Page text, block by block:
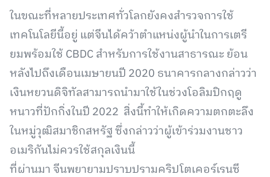
ในขณะที่หลายประเทศทั่วโลกยังคงสำรวจการใช้
เทคโนโลยีนี้อยู่ แต่จีนได้คว้าตำแหน่งผู้นำในการเตรี
ยมพร้อมใช้ CBDC สำหรับการใช้งานสาธารณะ ย้อน
หลังไปถึงเดือนเมษายนปี 2020 ธนาคารกลางกล่าวว่า
เงินหยวนดิจิทัลสามารถนำมาใช้ในช่วงโอลิมปิกฤดู
หนาวที่ปักกิ่งในปี 2022 สิ่งนี้ทำให้เกิดความตกตะลึง
ในหมู่วุฒิสมาชิกสหรัฐ ซึ่งกล่าวว่าผู้เข้าร่วมงานชาว
อเมริกันไม่ควรใช้สกุลเงินนี้
ที่ผ่านมา จีนพยายามปราบปรามคริปโตเคอร์เรนซี